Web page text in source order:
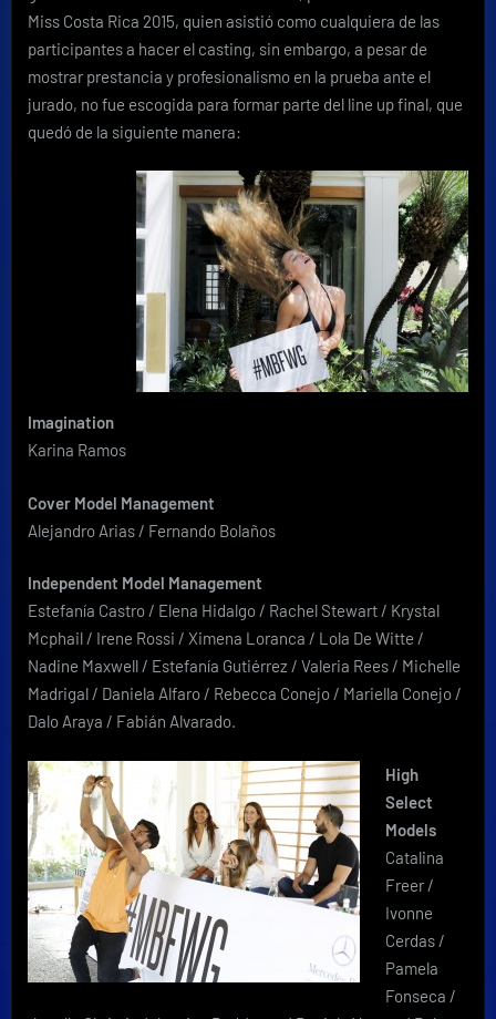
Miss Costa Rica 2015, quien asistió como cualquiera de las
participantes a hacer el casting, sin embargo, a pesar de
mostrar prestancia y profesionalismo en la prueba ante el
jurado, no fue escogida para formar parte del line up final, que
quedó de la siguiente manera:
Imagination
Karina Ramos
Cover Model Management
Alejandro Arias / Fernando Bolaños
Independent Model Management
Estefanía Castro / Elena Hidalgo / Rachel Stewart / Krystal
Mcphail / Irene Rossi / Ximena Loranca / Lola De Witte /
Nadine Maxwell / Estefanía Gutiérrez / Valeria Rees / Michelle
Madrigal / Daniela Alfaro / Rebecca Conejo / Mariella Conejo /
Dalo Araya / Fabián Alvarado.
High
Select
Models
Catalina
Freer /
Ivonne
Cerdas /
Pamela
Fonseca /